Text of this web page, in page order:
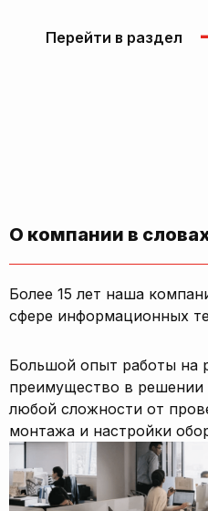
Перейти в раздел
О компании в
Более 15 лет наша
сфере информационных
Большой опыт работы на
преимущество в решении
любой сложности от
монтажа и настройки